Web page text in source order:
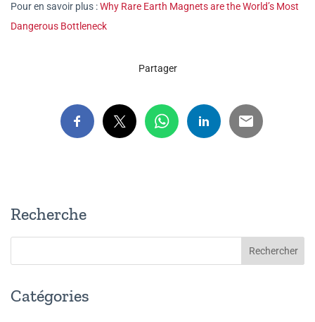
Pour en savoir plus :Why Rare Earth Magnets are the World’s Most
Dangerous Bottleneck
Partager
Recherche
Catégories